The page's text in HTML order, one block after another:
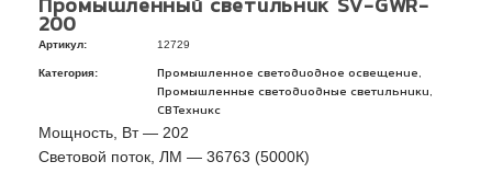
Промышленный светильник SV-GWR-
200
Артикул: 12729
Категория: Промышленное светодиодное освещение
Промышленные светодиодные светильники
СВТехникс
Мощность, Вт — 202
Световой поток, ЛМ — 36763 (5000К)